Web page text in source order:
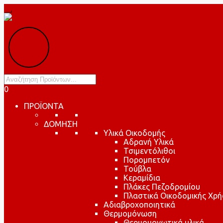
Products
search
0
ΠΡΟΪΟΝΤΑ
ΔΟΜΗΣΗ
Υλικά Οικοδομής
Αδρανή Υλικά
Τσιμεντόλιθοι
Πορομπετόν
Τούβλα
Κεραμίδια
Πλάκες Πεζοδρομίου
Πλαστικά Οικοδομικής
Αδιαβροχοποιητικά
Θερμομόνωση